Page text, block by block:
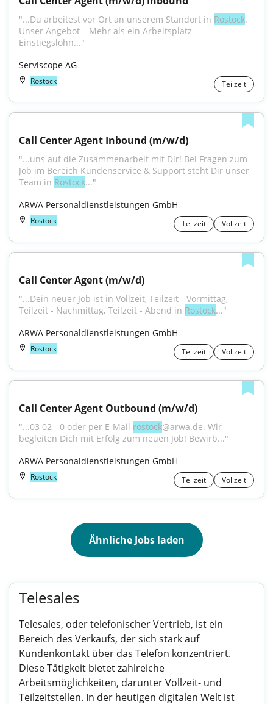
"...Du arbeitest vor Ort an unserem Standort in Rostock.
Unser Angebot – Mehr als ein Arbeitsplatz
Einstiegslohn..."
Serviscope AG
Rostock Teilzeit
Call Center Agent Inbound (m/w/d)
"...uns auf die Zusammenarbeit mit Dir! Bei Fragen zum
Job im Bereich Kundenservice & Support steht Dir unser
Team in Rostock..."
ARWA Personaldienstleistungen GmbH
Rostock Teilzeit Vollzeit
Call Center Agent (m/w/d)
"...Dein neuer Job ist in Vollzeit, Teilzeit - Vormittag,
Teilzeit - Nachmittag, Teilzeit - Abend in Rostock..."
ARWA Personaldienstleistungen GmbH
Rostock Teilzeit Vollzeit
Call Center Agent Outbound (m/w/d)
"...03 02 - 0 oder per E-Mail rostock@arwa.de. Wir
begleiten Dich mit Erfolg zum neuen Job! Bewirb..."
ARWA Personaldienstleistungen GmbH
Rostock Teilzeit Vollzeit
Ähnliche Jobs laden
Telesales
Telesales, oder telefonischer Vertrieb, ist ein
Bereich des Verkaufs, der sich stark auf
Kundenkontakt über das Telefon konzentriert.
Diese Tätigkeit bietet zahlreiche
Arbeitsmöglichkeiten, darunter Vollzeit- und
Teilzeitstellen. In der heutigen digitalen Welt ist